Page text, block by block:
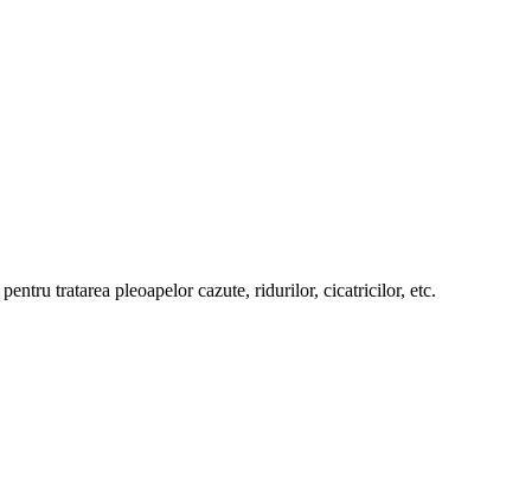
tratarea pleoapelor cazute, ridurilor, cicatricilor, etc.